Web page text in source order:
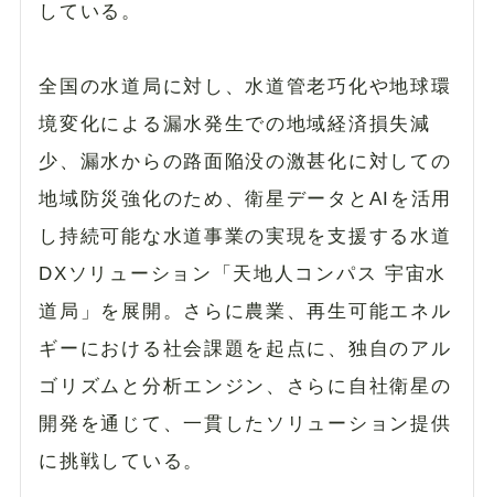
している。
全国の水道局に対し、水道管老巧化や地球環
境変化による漏水発生での地域経済損失減
少、漏水からの路面陥没の激甚化に対しての
地域防災強化のため、衛星データとAIを活用
し持続可能な水道事業の実現を支援する水道
DXソリューション「天地人コンパス 宇宙水
道局」を展開。さらに農業、再生可能エネル
ギーにおける社会課題を起点に、独自のアル
ゴリズムと分析エンジン、さらに自社衛星の
開発を通じて、一貫したソリューション提供
に挑戦している。